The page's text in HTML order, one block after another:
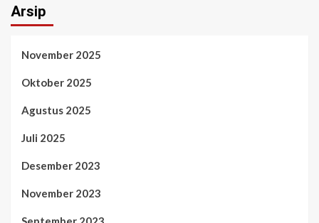
Arsip
November 2025
Oktober 2025
Agustus 2025
Juli 2025
Desember 2023
November 2023